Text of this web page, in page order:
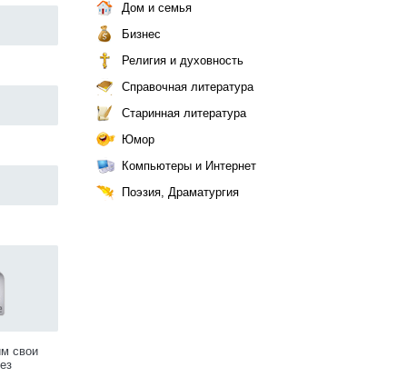
свои
Дом и семья
Бизнес
Религия и духовность
Справочная литература
Старинная литература
Юмор
Компьютеры и Интернет
Поэзия, Драматургия